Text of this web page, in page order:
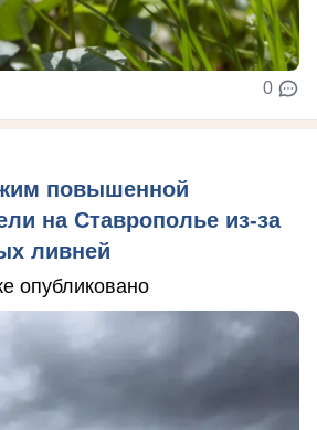
0
повышенной
на Ставрополье из-за
ливней
опубликовано